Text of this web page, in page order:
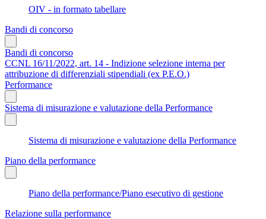
OIV - in formato tabellare
Bandi di concorso
Bandi di concorso
CCNL 16/11/2022, art. 14 - Indizione selezione interna per
attribuzione di differenziali stipendiali (ex P.E.O.)
Performance
Sistema di misurazione e valutazione della Performance
Sistema di misurazione e valutazione della Performance
Piano della performance
Piano della performance/Piano esecutivo di gestione
Relazione sulla performance